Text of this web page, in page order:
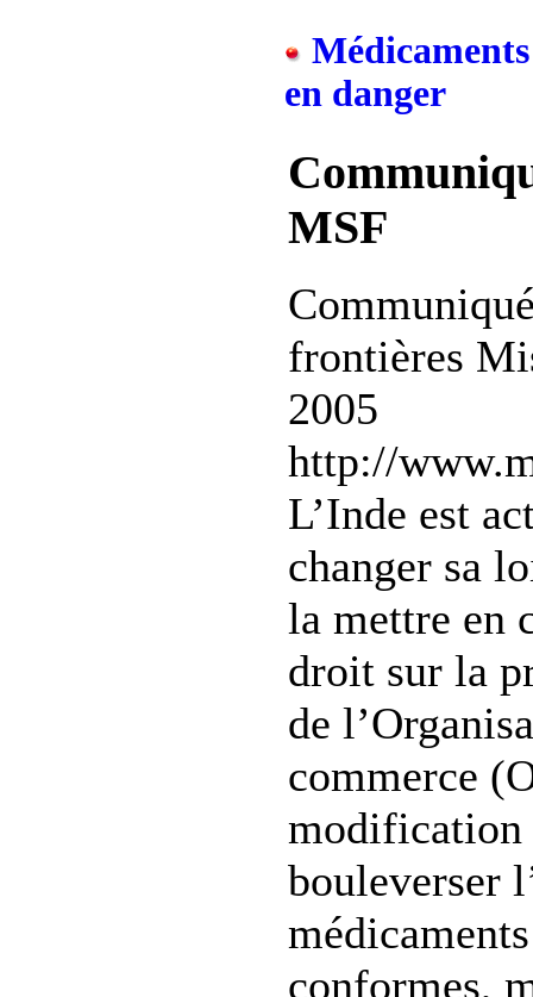
en danger
MSF
frontières
2005
http://
L’Inde est
changer sa
la mettre en
droit sur la
de
commerce
modification
bouleverser
conformes,